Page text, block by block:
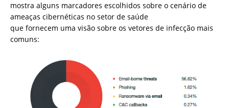
mostra alguns marcadores escolhidos sobre o cenário de
ameaças cibernéticas no setor de saúde
que fornecem uma visão sobre os vetores de infecção mais
comuns: